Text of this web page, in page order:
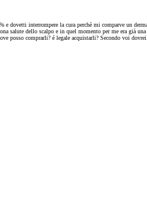
dovetti interrompere la cura perchè mi comparve un
dello scalpo e in quel momento per me era già
comprarli? é legale acquistarli? Secondo voi